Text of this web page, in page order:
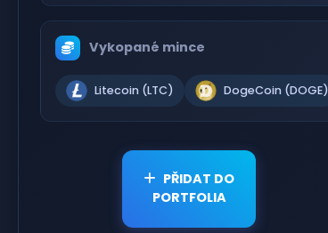
Vykopané mince
Litecoin (LTC) DogeCoin (DOGE)
PŘIDAT DO
PORTFOLIA